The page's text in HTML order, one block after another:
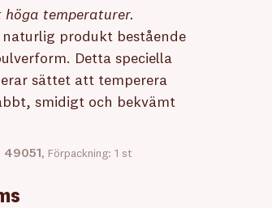
temperaturer.
naturlig produkt bestående
Detta speciella
sättet att temperera
smidigt och bekvämt
, Förpackning: 1 st